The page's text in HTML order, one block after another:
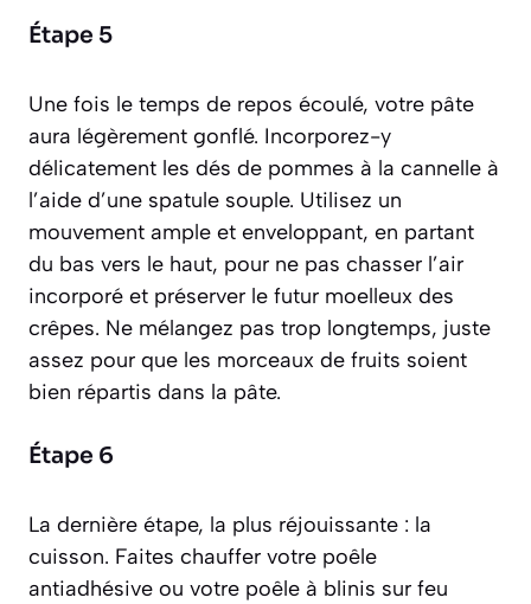
Étape 5
Une fois le temps de repos écoulé, votre pâte
aura légèrement gonflé. Incorporez-y
délicatement les dés de pommes à la cannelle à
l’aide d’une spatule souple. Utilisez un
mouvement ample et enveloppant, en partant
du bas vers le haut, pour ne pas chasser l’air
incorporé et préserver le futur moelleux des
crêpes. Ne mélangez pas trop longtemps, juste
assez pour que les morceaux de fruits soient
bien répartis dans la pâte.
Étape 6
La dernière étape, la plus réjouissante : la
cuisson. Faites chauffer votre poêle
antiadhésive ou votre poêle à blinis sur feu